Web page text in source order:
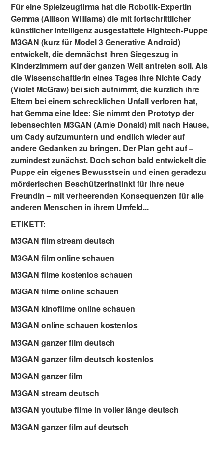
Für eine Spielzeugfirma hat die Robotik-Expertin
Gemma (Allison Williams) die mit fortschrittlicher
künstlicher Intelligenz ausgestattete Hightech-Puppe
M3GAN (kurz für Model 3 Generative Android)
entwickelt, die demnächst ihren Siegeszug in
Kinderzimmern auf der ganzen Welt antreten soll. Als
die Wissenschaftlerin eines Tages ihre Nichte Cady
(Violet McGraw) bei sich aufnimmt, die kürzlich ihre
Eltern bei einem schrecklichen Unfall verloren hat,
hat Gemma eine Idee: Sie nimmt den Prototyp der
lebensechten M3GAN (Amie Donald) mit nach Hause,
um Cady aufzumuntern und endlich wieder auf
andere Gedanken zu bringen. Der Plan geht auf –
zumindest zunächst. Doch schon bald entwickelt die
Puppe ein eigenes Bewusstsein und einen geradezu
mörderischen Beschützerinstinkt für ihre neue
Freundin – mit verheerenden Konsequenzen für alle
anderen Menschen in ihrem Umfeld...
ETIKETT:
M3GAN film stream deutsch
M3GAN film online schauen
M3GAN filme kostenlos schauen
M3GAN filme online schauen
M3GAN kinofilme online schauen
M3GAN online schauen kostenlos
M3GAN ganzer film deutsch
M3GAN ganzer film deutsch kostenlos
M3GAN ganzer film
M3GAN stream deutsch
M3GAN youtube filme in voller länge deutsch
M3GAN ganzer film auf deutsch